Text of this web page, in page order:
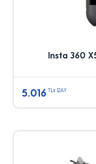
Insta 360
5.016 TLx 12AY